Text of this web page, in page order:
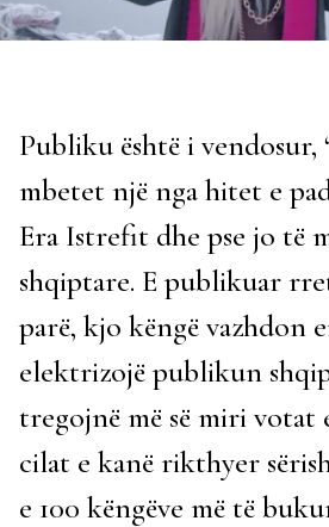
Publiku është i vendosur,
mbetet një nga hitet e
Era Istrefit dhe pse jo të
shqiptare. E publikuar
parë, kjo këngë vazhdon
elektrizojë publikun
tregojnë më së miri
cilat e kanë rikthyer
e 100 këngëve më të